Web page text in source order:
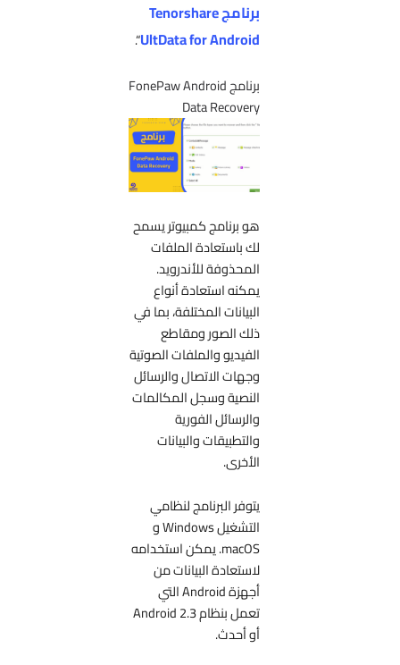
برنامج Tenorshare
UltData for Android
“.
برنامج FonePaw Android
Data Recovery
هو برنامج كمبيوتر يسمح
لك باستعادة الملفات
المحذوفة للأندرويد.
يمكنه استعادة أنواع
البيانات المختلفة، بما في
ذلك الصور ومقاطع
الفيديو والملفات الصوتية
وجهات الاتصال والرسائل
النصية وسجل المكالمات
والرسائل الفورية
والتطبيقات والبيانات
الأخرى.
يتوفر البرنامج لنظامي
التشغيل Windows و
macOS. يمكن استخدامه
لاستعادة البيانات من
أجهزة Android التي
تعمل بنظام Android 2.3
أو أحدث.